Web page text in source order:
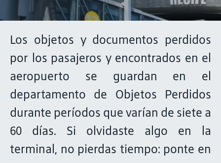
Los objetos y documentos perdidos
por los pasajeros y encontrados en el
aeropuerto se guardan en el
departamento de Objetos Perdidos
durante períodos que varían de siete a
60 días. Si olvidaste algo en la
terminal, no pierdas tiempo: ponte en